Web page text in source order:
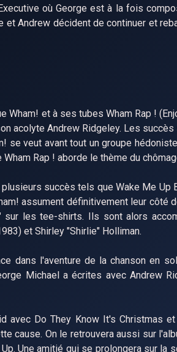
où George est à la fois
Andrew décident de continuer et
et à ses tubes Wham Rap !
acolyte Andrew Ridgeley. Les succès
se veut avant tout un groupe
Rap ! aborde le thème du
succès tels que Wake Me Up
assument définitivement leur côté
les tee-shirts. Ils sont alors
et Shirley "Shirlie" Holliman.
dans l'aventure de la chanson en
Michael a écrites avec Andrew
avec Do They Know It's Christmas
cause. On le retrouvera aussi sur
Une amitié qui se prolongera sur la